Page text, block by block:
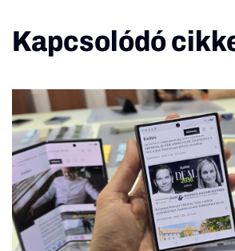
Kapcsolódó